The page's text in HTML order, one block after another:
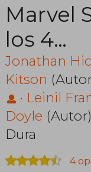
Marvel
los 4
Siempre
Jonathan
Kitson
· Leinil
Doyle (Autor)
Dura
4